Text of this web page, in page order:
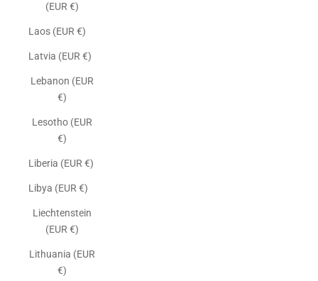
(EUR €)
Laos (EUR €)
Latvia (EUR €)
Lebanon (EUR
€)
Lesotho (EUR
€)
Liberia (EUR €)
Libya (EUR €)
Liechtenstein
(EUR €)
Lithuania (EUR
€)